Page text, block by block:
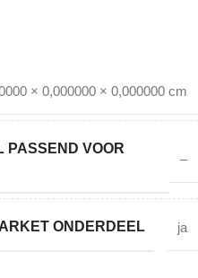
× 0,000000 × 0,000000 cm
PASSEND VOOR
–
ONDERDEEL ja